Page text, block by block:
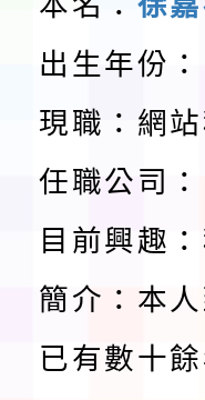
程安排
「桃
展演
請一案
教育
報
淨零
檢送
及師
實施
115年
程
函轉
出生年份
現職：網
任職公司：
目前興趣
簡介：本
已有數十